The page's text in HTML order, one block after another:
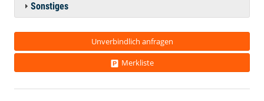
Sonstiges
Unverbindlich anfragen
Merkliste